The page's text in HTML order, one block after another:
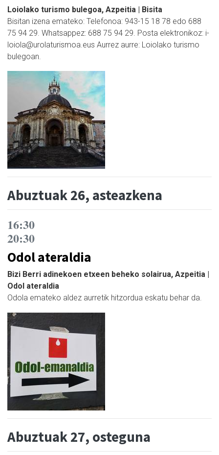
Loiolako turismo bulegoa, Azpeitia | Bisita
Bisitan izena emateko: Telefonoa: 943-15 18 78 edo 688
75 94 29. Whatsappez: 688 75 94 29. Posta elektronikoz: i-
loiola@urolaturismoa.eus Aurrez aurre: Loiolako turismo
bulegoan.
Abuztuak 26, asteazkena
16:30
20:30
Odol ateraldia
Bizi Berri adinekoen etxeen beheko solairua, Azpeitia |
Odol ateraldia
Odola emateko aldez aurretik hitzordua eskatu behar da.
Abuztuak 27, osteguna